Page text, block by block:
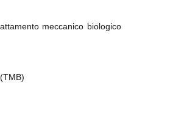
meccanico biologico